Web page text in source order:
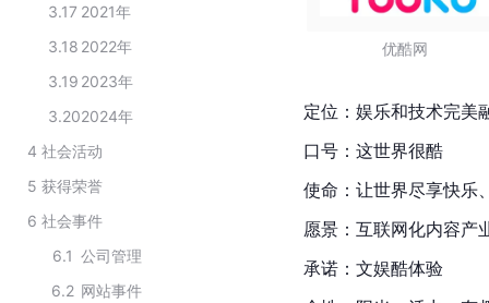
3.17 2021年
3.18 2022年
3.19 2023年
3.202024年
4 社会活动
5 获得荣誉
6 社会事件
6.1 公司管理
6.2 网站事件
优酷网
定位：娱乐和技术完美
口号：这世界很酷
使命：让世界尽享快乐
愿景：互联网化内容产
承诺：文娱酷体验